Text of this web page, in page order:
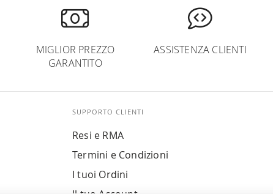
MIGLIOR PREZZO
GARANTITO
ASSISTENZA CLIENTI
SUPPORTO CLIENTI
Resi e RMA
Termini e Condizioni
I tuoi Ordini